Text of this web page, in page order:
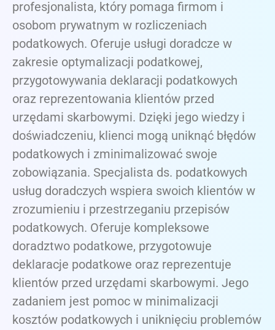
profesjonalista, który pomaga firmom i
osobom prywatnym w rozliczeniach
podatkowych. Oferuje usługi doradcze w
zakresie optymalizacji podatkowej,
przygotowywania deklaracji podatkowych
oraz reprezentowania klientów przed
urzędami skarbowymi. Dzięki jego wiedzy i
doświadczeniu, klienci mogą uniknąć błędów
podatkowych i zminimalizować swoje
zobowiązania. Specjalista ds. podatkowych
usług doradczych wspiera swoich klientów w
zrozumieniu i przestrzeganiu przepisów
podatkowych. Oferuje kompleksowe
doradztwo podatkowe, przygotowuje
deklaracje podatkowe oraz reprezentuje
klientów przed urzędami skarbowymi. Jego
zadaniem jest pomoc w minimalizacji
kosztów podatkowych i uniknięciu problemów